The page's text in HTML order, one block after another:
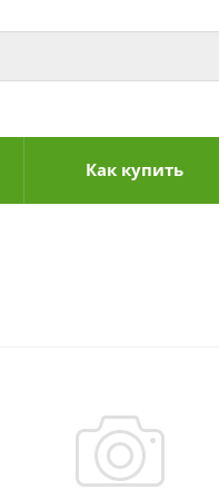
Как купить